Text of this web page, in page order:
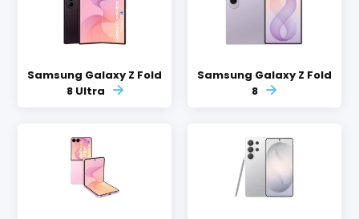
Samsung Galaxy Z Fold
8 Ultra
Samsung Galaxy Z Fold
8